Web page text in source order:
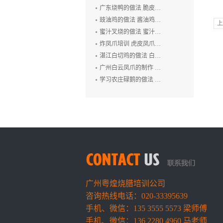
广东烧鸭的做法 脆皮烧鸭培训 广州烤鸭技术培训 烧腊培训
豉油鸡的做法 酱油鸡的制作方法 玫瑰露豉油鸡培训
蜜汁叉烧的做法 蜜汁叉烧的制作方法 叉烧肉培训 烧排骨培训
炸凤爪培训 虎皮凤爪的做法 豉汁凤爪的制作 鲍汁凤爪培训
湛江白切鸡的做法 白切鸡培训 廉江白斩鸡培训 粤式烧卤技术培训
广州白云凤爪的制作 白云猪手的做法 广式烧卤培训
学习农庄碌鹅的做法 禄鹅的制作方法 碌鹅培训
广州粤煌烧腊培训公司
咨询热线电话：020-33395639
手机、微信：135 3555 5573 梁师傅
手机、微信：136 2280 4960 马老师